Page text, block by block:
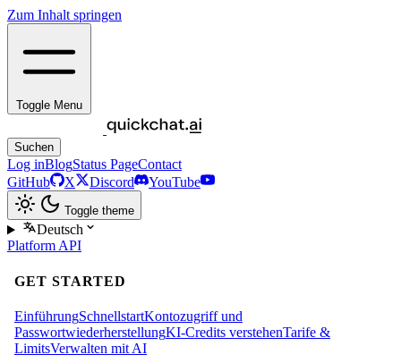
Zum Inhalt springen
Toggle Menu
Suchen
Log inBlogStatus PageContact
GitHub
X Discord YouTube
Toggle theme
Deutsch
Platform API
GET STARTED
EinführungSchnellstartKontozugriff und
PasswortwiederherstellungKI‑Credits verstehenTarife &
LimitsVerwalten mit AI